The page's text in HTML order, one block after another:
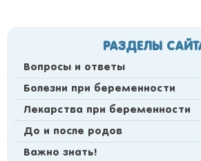
РАЗДЕЛЫ
Вопросы и ответы
Болезни при беременности
Лекарства при беременности
До и после родов
Важно знать!